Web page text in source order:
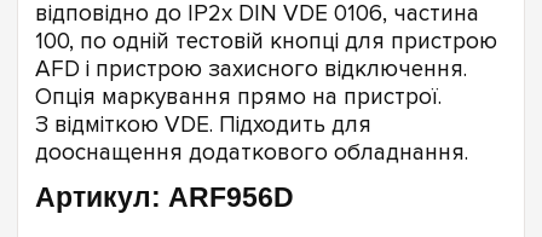
відповідно до IP2x DIN VDE 0106, частина
100, по одній тестовій кнопці для пристрою
AFD і пристрою захисного відключення.
Опція маркування прямо на пристрої.
З відміткою VDE. Підходить для
дооснащення додаткового обладнання.
Артикул: ARF956D